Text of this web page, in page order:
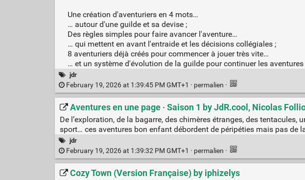
Une création d'aventuriers en 4 mots…
… autour d'une guilde et sa devise ;
Des règles simples pour faire avancer l'aventure…
… qui mettent en avant l'entraide et les décisions collégiales ;
8 aventuriers déjà créés pour commencer à jouer très vite…
… et un système d'évolution de la guilde pour continuer les aventures
jdr
February 19, 2026 at 1:39:45 PM GMT+1 · permalien ·
Aventures en une page · Saison 1 by JdR.cool, Nicolas
De l’exploration, de la bagarre, des chimères étranges, des
sport… ces aventures bon enfant débordent de péripéties mais pas de
jdr
February 19, 2026 at 1:39:32 PM GMT+1 · permalien ·
Cozy Town (Version Française) by iphizelys